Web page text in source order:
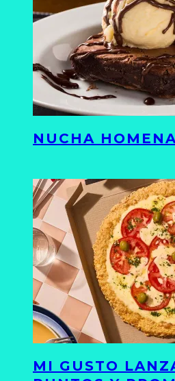
NUCHA
MI GUSTO